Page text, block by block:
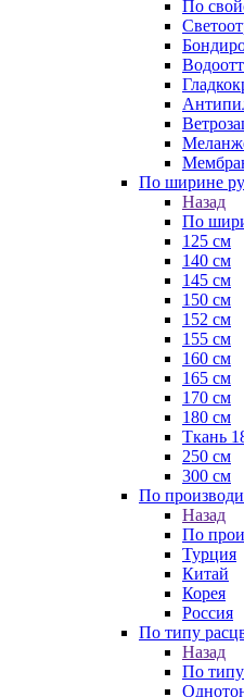
По
По ширине
Назад
По
125 см
140 см
145 см
150 см
152 см
155 см
160 см
165 см
170 см
180 см
Ткань
250 см
300 см
По
Назад
По
Турция
Китай
Корея
Россия
По типу
Назад
По типу